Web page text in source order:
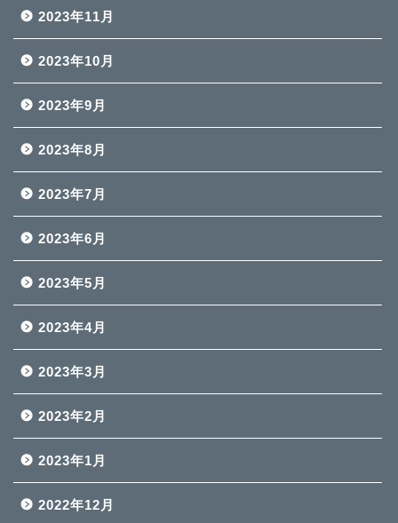
2023年11月
2023年10月
2023年9月
2023年8月
2023年7月
2023年6月
2023年5月
2023年4月
2023年3月
2023年2月
2023年1月
2022年12月